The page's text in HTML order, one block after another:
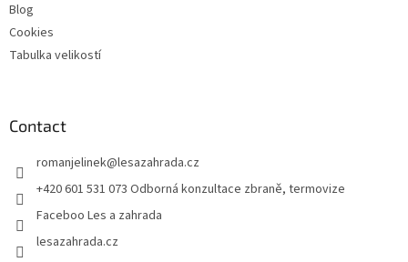
Blog
Cookies
Tabulka velikostí
Contact
romanjelinek@lesazahrada.cz
+420 601 531 073 Odborná konzultace zbraně, termovize
Faceboo Les a zahrada
lesazahrada.cz